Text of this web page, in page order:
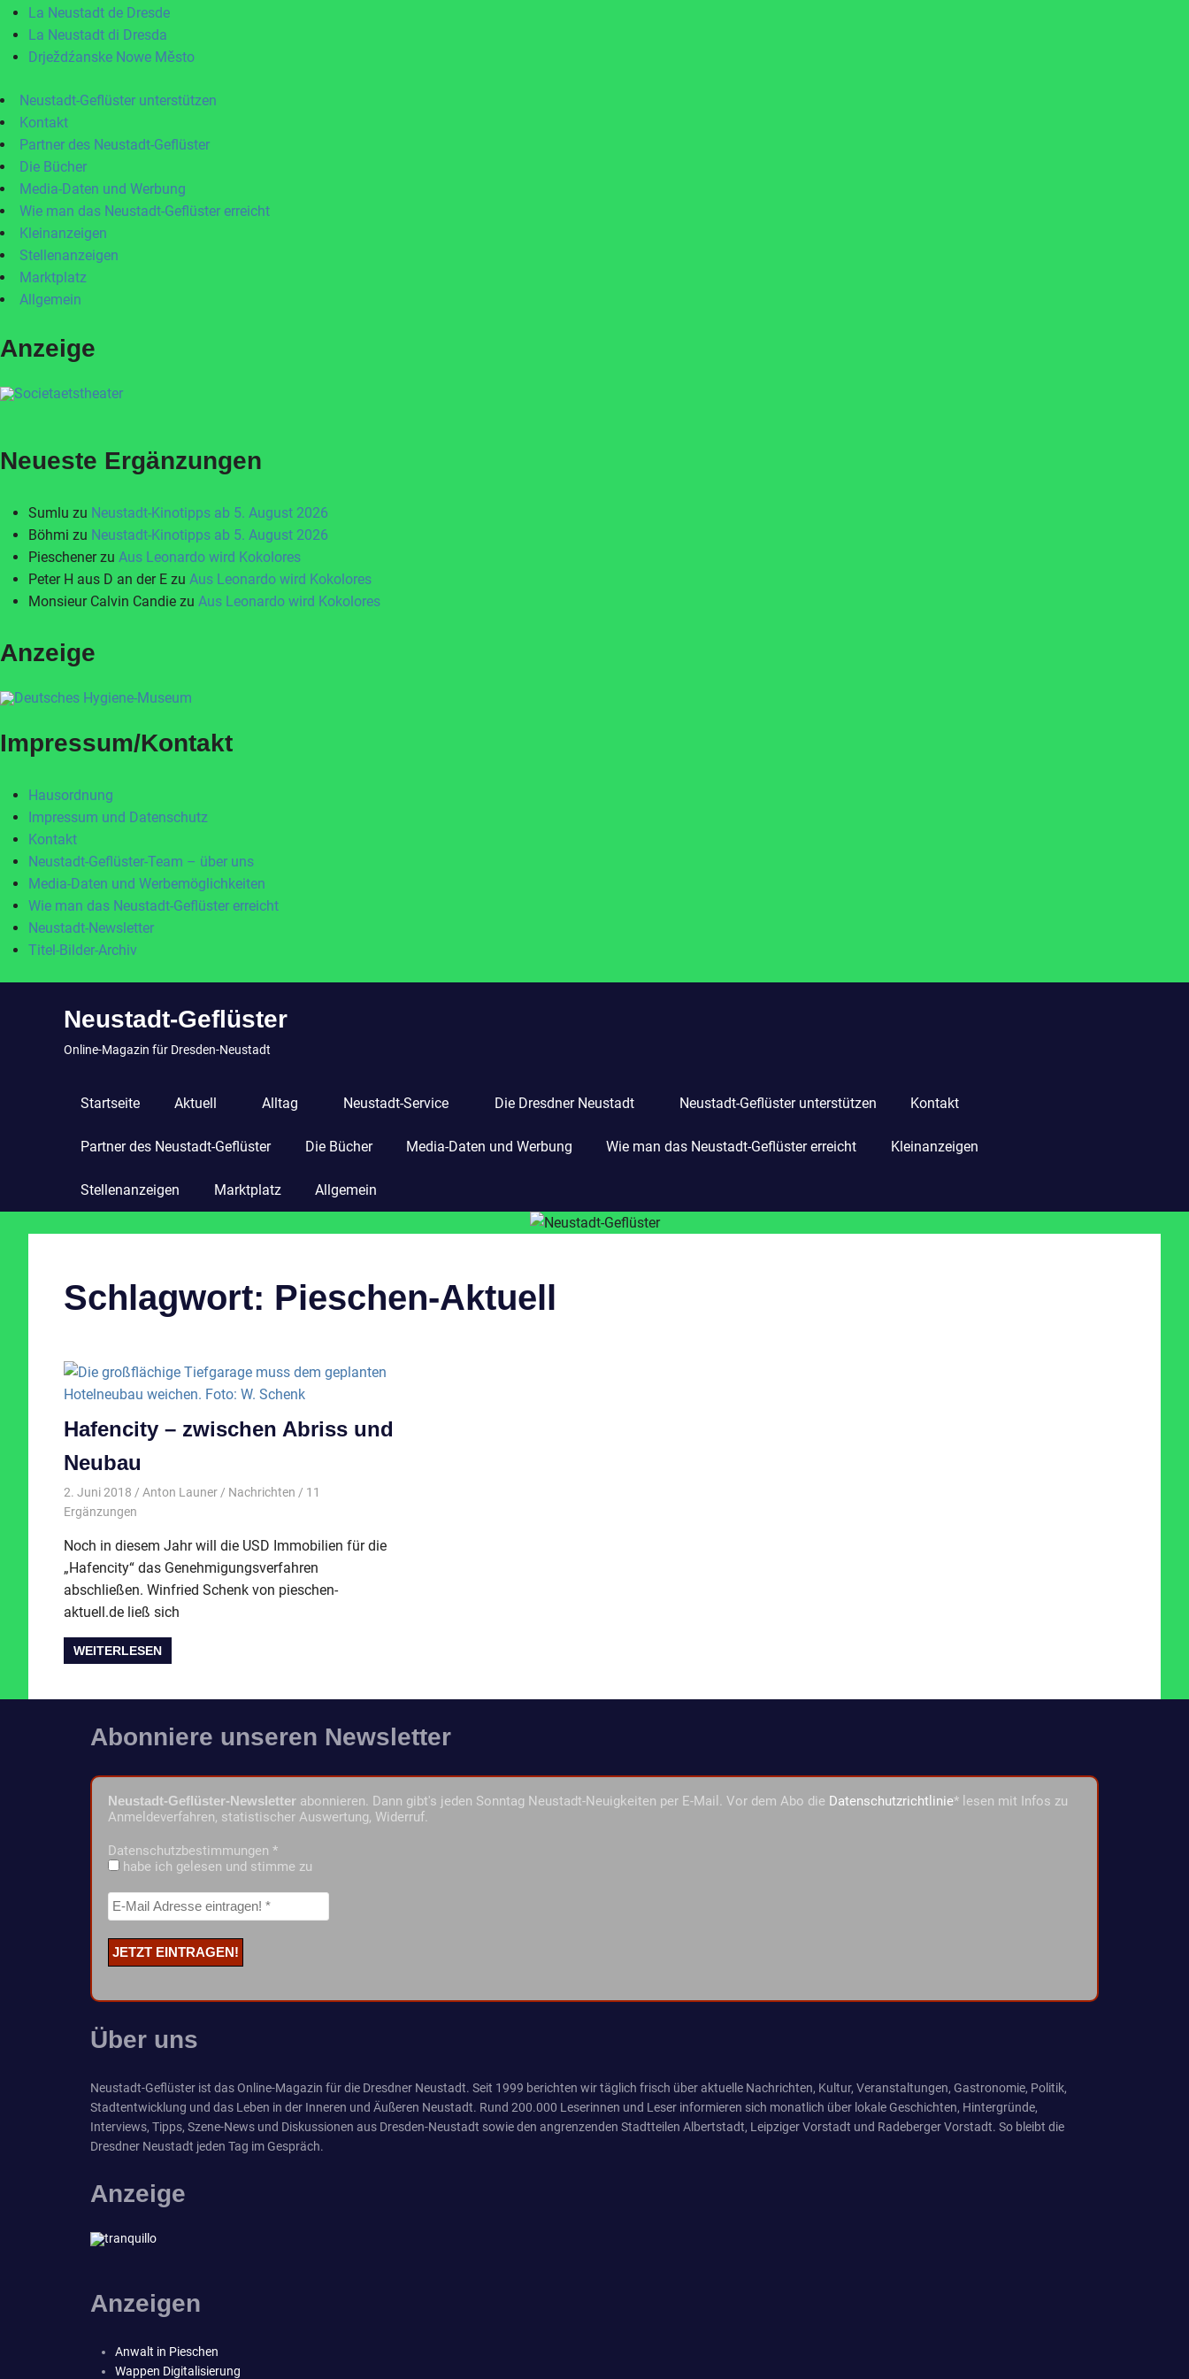
La Neustadt de Dresde
La Neustadt di Dresda
Drježdźanske Nowe Město
Neustadt-Geflüster unterstützen
Kontakt
Partner des Neustadt-Geflüster
Die Bücher
Media-Daten und Werbung
Wie man das Neustadt-Geflüster erreicht
Kleinanzeigen
Stellenanzeigen
Marktplatz
Allgemein
Anzeige
Neueste Ergänzungen
Sumlu zu Neustadt-Kinotipps ab 5. August 2026
Böhmi zu Neustadt-Kinotipps ab 5. August 2026
Pieschenerzu Aus Leonardo wird Kokolores
Peter H aus D an der E zu Aus Leonardo wird Kokolores
Monsieur Calvin Candie zu Aus Leonardo wird Kokolores
Anzeige
Impressum/Kontakt
Hausordnung
Impressum und Datenschutz
Kontakt
Neustadt-Geflüster-Team – über uns
Media-Daten und Werbemöglichkeiten
Wie man das Neustadt-Geflüster erreicht
Neustadt-Newsletter
Titel-Bilder-Archiv
Neustadt-Geflüster
Online-Magazin für Dresden-Neustadt
Startseite Aktuell Alltag Neustadt-Service Die Dresdner Neustadt Neustadt-Geflüster unterstützen Kontakt
Partner des Neustadt-Geflüster Die Bücher Media-Daten und Werbung Wie man das Neustadt-Geflüster erreicht Kleinanzeigen
Stellenanzeigen Marktplatz Allgemein
Schlagwort: Pieschen-Aktuell
Hafencity – zwischen Abriss und
Neubau
2. Juni 2018 Anton Launer Nachrichten / 11
Ergänzungen
Noch in diesem Jahr will die USD Immobilien für die
„Hafencity“ das Genehmigungsverfahren
abschließen. Winfried Schenk von pieschen-
aktuell.de ließ sich
WEITERLESEN
Abonniere unseren Newsletter
Neustadt-Geflüster-Newsletter abonnieren. Dann gibt's jeden Sonntag Neustadt-Neuigkeiten per E-Mail. Vor dem Abo die Datenschutzrichtlinie* lesen mit Infos zu
Anmeldeverfahren, statistischer Auswertung, Widerruf.
Datenschutzbestimmungen *
habe ich gelesen und stimme zu
Über uns
Neustadt-Geflüster ist das Online-Magazin für die Dresdner Neustadt. Seit 1999 berichten wir täglich frisch über aktuelle Nachrichten, Kultur, Veranstaltungen, Gastronomie, Politik,
Stadtentwicklung und das Leben in der Inneren und Äußeren Neustadt. Rund 200.000 Leserinnen und Leser informieren sich monatlich über lokale Geschichten, Hintergründe,
Interviews, Tipps, Szene-News und Diskussionen aus Dresden-Neustadt sowie den angrenzenden Stadtteilen Albertstadt, Leipziger Vorstadt und Radeberger Vorstadt. So bleibt die
Dresdner Neustadt jeden Tag im Gespräch.
Anzeige
Anzeigen
Anwalt in Pieschen
Wappen Digitalisierung